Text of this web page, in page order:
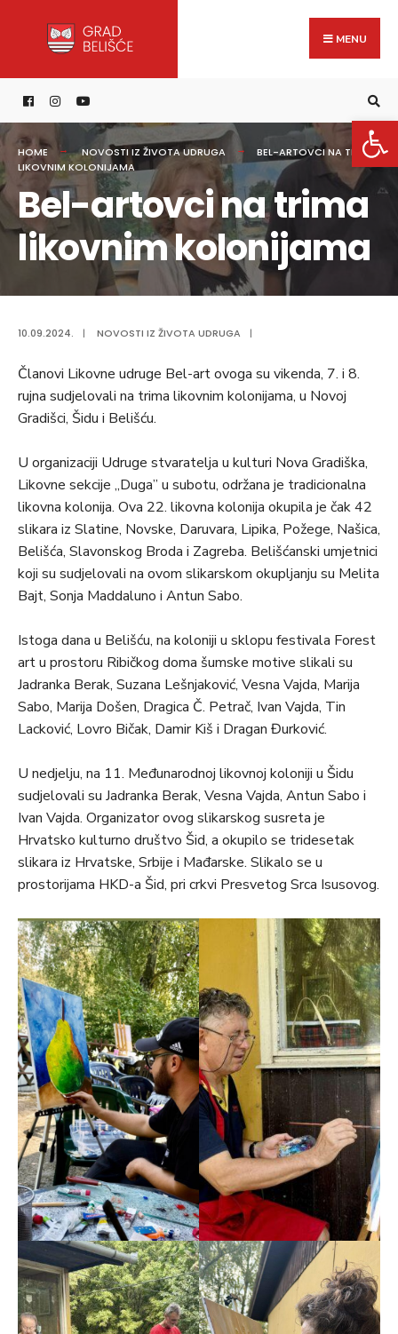
content
MENU
HOME NOVOSTI IZ ŽIVOTA UDRUGA
BEL-ARTOVCI NA TRIMA
LIKOVNIM KOLONIJAMA
Bel-artovci na trima
likovnim kolonijama
10.09.2024. | NOVOSTI IZ ŽIVOTA UDRUGA |
Članovi Likovne udruge Bel-art ovoga su vikenda, 7. i 8.
rujna sudjelovali na trima likovnim kolonijama, u Novoj
Gradišci, Šidu i Belišću.
U organizaciji Udruge stvaratelja u kulturi Nova Gradiška,
Likovne sekcije „Duga” u subotu, održana je tradicionalna
likovna kolonija. Ova 22. likovna kolonija okupila je čak 42
slikara iz Slatine, Novske, Daruvara, Lipika, Požege, Našica,
Belišća, Slavonskog Broda i Zagreba. Belišćanski umjetnici
koji su sudjelovali na ovom slikarskom okupljanju su Melita
Bajt, Sonja Maddaluno i Antun Sabo.
Istoga dana u Belišću, na koloniji u sklopu festivala Forest
art u prostoru Ribičkog doma šumske motive slikali su
Jadranka Berak, Suzana Lešnjaković, Vesna Vajda, Marija
Sabo, Marija Došen, Dragica Č. Petrač, Ivan Vajda, Tin
Lacković, Lovro Bičak, Damir Kiš i Dragan Đurković.
U nedjelju, na 11. Međunarodnoj likovnoj koloniji u Šidu
sudjelovali su Jadranka Berak, Vesna Vajda, Antun Sabo i
Ivan Vajda. Organizator ovog slikarskog susreta je
Hrvatsko kulturno društvo Šid, a okupilo se tridesetak
slikara iz Hrvatske, Srbije i Mađarske. Slikalo se u
prostorijama HKD-a Šid, pri crkvi Presvetog Srca Isusovog.
for: